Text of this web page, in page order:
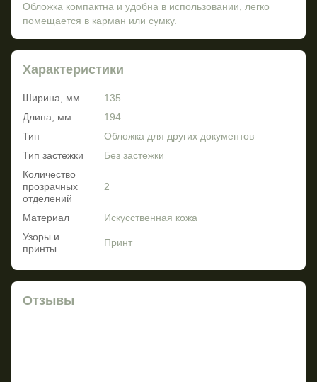
Обложка компактна и удобна в использовании, легко
помещается в карман или сумку.
Характеристики
Ширина, мм
135
Длина, мм
194
Тип
Обложка для других документов
Тип застежки
Без застежки
Количество
прозрачных
отделений
2
Материал
Искусственная кожа
Узоры и
принты
Принт
Отзывы